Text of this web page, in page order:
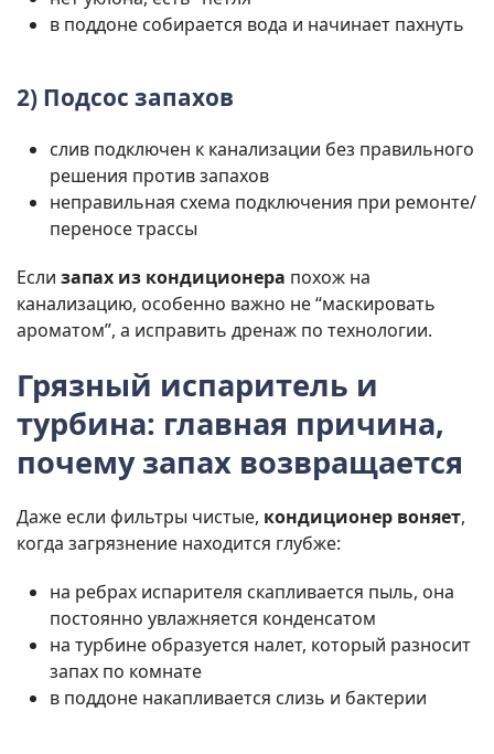
в поддоне собирается вода и начинает пахнуть
2) Подсос запахов
слив подключен к канализации без правильного
решения против запахов
неправильная схема подключения при ремонте/
переносе трассы
Если запах из кондиционера похож на
канализацию, особенно важно не “маскировать
ароматом”, а исправить дренаж по технологии.
Грязный испаритель и
турбина: главная причина,
почему запах возвращается
Даже если фильтры чистые, кондиционер воняет,
когда загрязнение находится глубже:
на ребрах испарителя скапливается пыль, она
постоянно увлажняется конденсатом
на турбине образуется налет, который разносит
запах по комнате
в поддоне накапливается слизь и бактерии